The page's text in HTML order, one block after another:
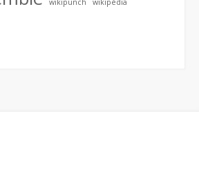
wikipunch
wikipédia